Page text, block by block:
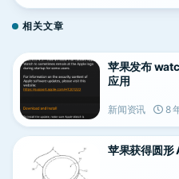
相关文章
苹果发布
应用
新闻资讯 8
苹果获得圆形